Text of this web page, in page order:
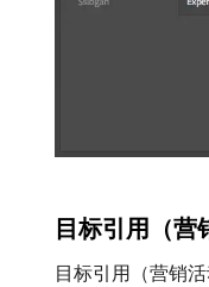
目标引用（营
目标引用（营销